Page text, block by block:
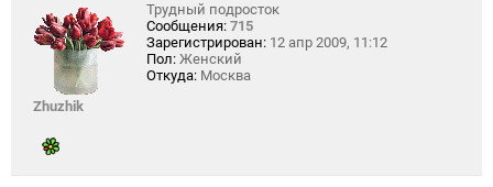
Zhuzhik
Трудный подросток
Сообщения: 715
Зарегистрирован: 12 апр 2009, 11:12
Пол: Женский
Откуда: Москва